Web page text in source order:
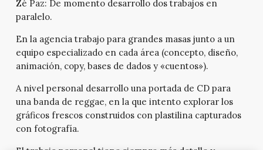
Zé Paz: De momento desarrollo dos trabajos en
paralelo.
En la agencia trabajo para grandes masas junto a un
equipo especializado en cada área (concepto, diseño,
animación, copy, bases de dados y «cuentos»).
A nivel personal desarrollo una portada de CD para
una banda de reggae, en la que intento explorar los
gráficos frescos construidos con plastilina capturados
con fotografía.